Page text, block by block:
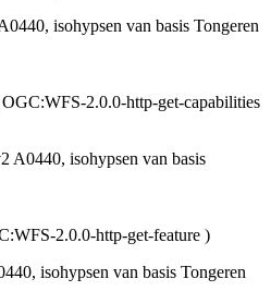
isohypsen van basis Tongeren
OGC:WFS-2.0.0-http-get-capabilities
A0440, isohypsen van basis
2.0.0-http-get-feature )
isohypsen van basis Tongeren